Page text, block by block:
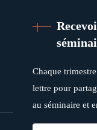
Chaque
lettre pour
au séminaire et